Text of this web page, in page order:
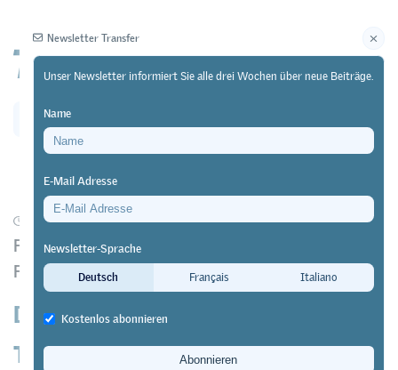
01/09/17 Forschung https://doi.org/10.64829/1590
Fachkräftemangel und Laufbahnentwicklung bei
Fachpersonen Gesundheit und Betreuung
Durchgangsstation statt
Traumberuf?
Newsletter Transfer
Unser Newsletter informiert Sie alle drei Wochen über neue Beiträge.
Name
E-Mail Adresse
Newsletter-Sprache
Deutsch
Français Italiano
Kostenlos abonnieren